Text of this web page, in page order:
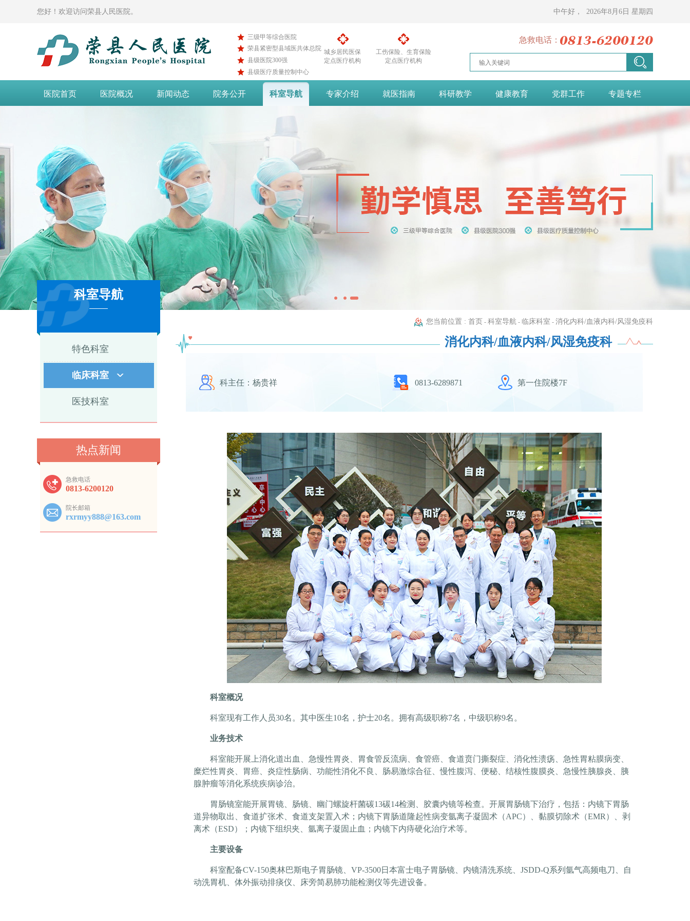
您好！欢迎访问荣县人民医院。 中午好， 2026年8月6日 星期四
三级甲等综合医院
荣县紧密型县域医共体总院
县级医院300强
县级医疗质量控制中心
城乡居民医保
定点医疗机构
工伤保险、生育保险
定点医疗机构
急救电话：
医院首页 医院概况 新闻动态 院务公开 科室导航 专家介绍 就医指南 科研教学 健康教育 党群工作 专题专栏
科室导航
特色科室
临床科室
医技科室
热点新闻
急救电话
0813-6200120
院长邮箱
rxrmyy888@163.com
您当前位置 : 首页 - 科室导航 - 临床科室 - 消化内科/血液内科/风湿免疫科
消化内科/血液内科/风湿免疫科
科主任：杨贵祥 0813-6289871 第一住院楼7F
科室概况
科室现有工作人员30名。其中医生10名，护士20名。拥有高级职称7名，中级职称9名。
业务技术
科室能开展上消化道出血、急慢性胃炎、胃食管反流病、食管癌、食道贲门撕裂症、消化性溃疡、急性胃粘膜病变、
糜烂性胃炎、胃癌、炎症性肠病、功能性消化不良、肠易激综合征、慢性腹泻、便秘、结核性腹膜炎、急慢性胰腺炎、胰
腺肿瘤等消化系统疾病诊治。
胃肠镜室能开展胃镜、肠镜、幽门螺旋杆菌碳13碳14检测、胶囊内镜等检查。开展胃肠镜下治疗，包括：内镜下胃肠
道异物取出、食道扩张术、食道支架置入术；内镜下胃肠道隆起性病变氩离子凝固术（APC）、黏膜切除术（EMR）、剥
离术（ESD）；内镜下组织夹、氩离子凝固止血；内镜下内痔硬化治疗术等。
主要设备
科室配备CV-150奥林巴斯电子胃肠镜、VP-3500日本富士电子胃肠镜、内镜清洗系统、JSDD-Q系列氩气高频电刀、自
动洗胃机、体外振动排痰仪、床旁简易肺功能检测仪等先进设备。